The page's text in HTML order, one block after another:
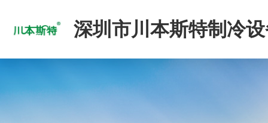
深圳市川本斯特制冷
公司